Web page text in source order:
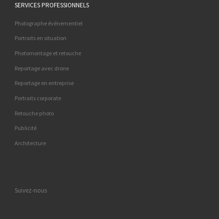
SERVICES PROFESSIONNELS
Photographe événementiel
Portraits en situation
Photomontage et retouche
Reportage avec drone
Reportage en entreprise
Portraits corporate
Retouche photo
Publicité
Architecture
Suivez-nous